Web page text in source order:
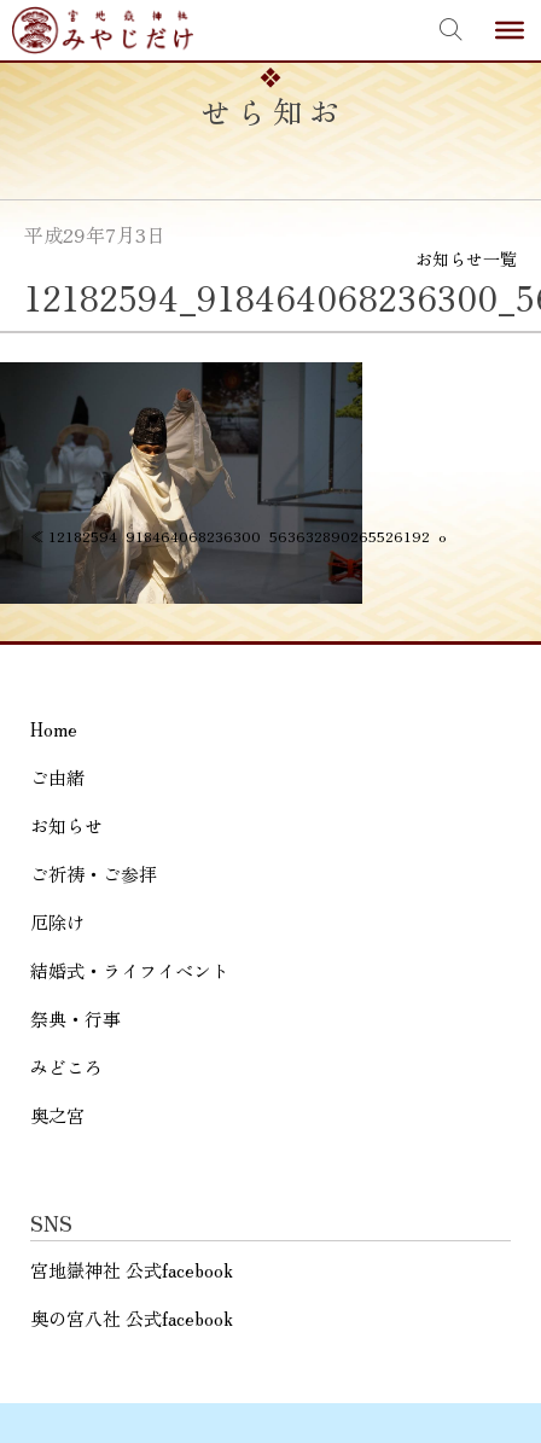
Skip
to
content
お知らせ
平成29年7月3日
お知らせ一覧
投
ナ
ー
シ
ョ
ン
≪ 12182594_918464068236300_563632890265526192_o
Home
ご由緒
お知らせ
ご祈祷・ご参拝
厄除け
結婚式・ライフイベント
祭典・行事
みどころ
奥之宮
SNS
宮地嶽神社 公式facebook
奥の宮八社 公式facebook